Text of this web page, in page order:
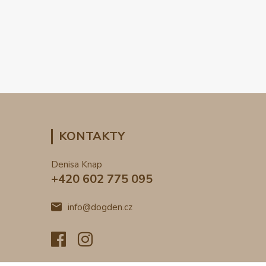
KONTAKTY
Denisa Knap
+420 602 775 095
info@dogden.cz